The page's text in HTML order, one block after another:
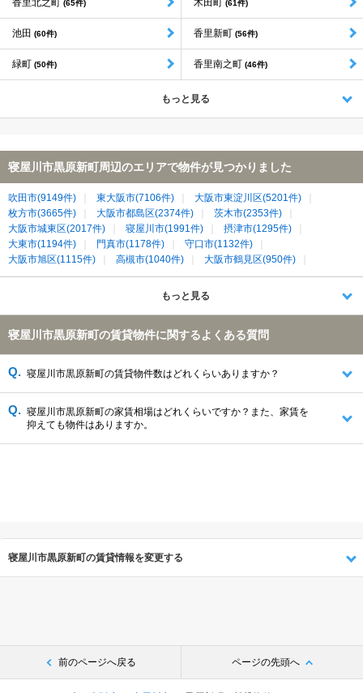
香里北之町 (65件) 木田町 (61件)
池田 (60件) 香里新町 (56件)
緑町 (50件) 香里南之町 (46件)
もっと見る
寝屋川市黒原新町周辺のエリアで物件が見つかりました
吹田市(9149件) 東大阪市(7106件)
大阪市東淀川区(5201件)
枚方市(3665件)
大阪市都島区(2374件)
茨木市(2353件)
大阪市城東区(2017件)
寝屋川市(1991件)
摂津市(1295件)
大東市(1194件)
門真市(1178件)
守口市(1132件)
大阪市旭区(1115件)
高槻市(1040件)
大阪市鶴見区(950件)
交野市(863件)
四條畷市(372件) 生駒市(364件)
もっと見る
寝屋川市黒原新町の賃貸物件に関するよくある質問
寝屋川市黒原新町の賃貸物件数はどれくらいありますか？
寝屋川市黒原新町の家賃相場はどれくらいですか？また、家賃を
抑えても物件はありますか。
寝屋川市黒原新町の賃貸情報を変更する
前のページへ戻る ページの先頭へ